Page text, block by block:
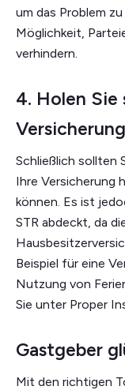
um das Problem
Möglichkeit,
verhindern.
4. Holen Sie
Versicherung
Schließlich sollten
Ihre Versicherung
können. Es ist
STR abdeckt, da
Beispiel für eine
Nutzung von
Sie unter Proper
Gastgeber
Mit den richtigen